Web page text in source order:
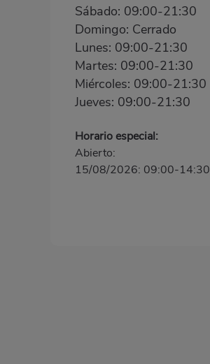
Sábado: 09:00-21:30
Domingo: Cerrado
Lunes: 09:00-21:30
Martes: 09:00-21:30
Miércoles: 09:00-21:30
Jueves: 09:00-21:30
Horario especial:
Abierto:
15/08/2026: 09:00-14:30